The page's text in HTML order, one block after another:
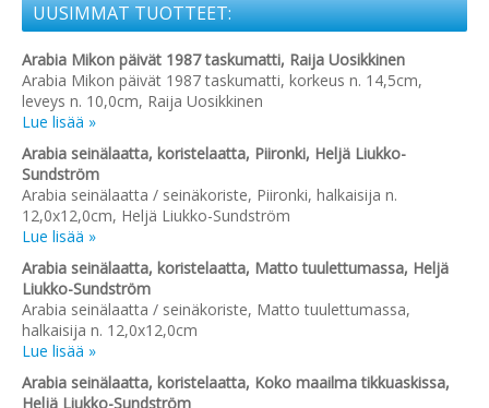
UUSIMMAT TUOTTEET:
Arabia Mikon päivät 1987 taskumatti, Raija Uosikkinen
Arabia Mikon päivät 1987 taskumatti, korkeus n. 14,5cm,
leveys n. 10,0cm, Raija Uosikkinen
Lue lisää »
Arabia seinälaatta, koristelaatta, Piironki, Heljä Liukko-
Sundström
Arabia seinälaatta / seinäkoriste, Piironki, halkaisija n.
12,0x12,0cm, Heljä Liukko-Sundström
Lue lisää »
Arabia seinälaatta, koristelaatta, Matto tuulettumassa, Heljä
Liukko-Sundström
Arabia seinälaatta / seinäkoriste, Matto tuulettumassa,
halkaisija n. 12,0x12,0cm
Lue lisää »
Arabia seinälaatta, koristelaatta, Koko maailma tikkuaskissa,
Heljä Liukko-Sundström